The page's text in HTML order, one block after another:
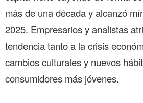
más de una década y alcanzó
2025. Empresarios y analistas
tendencia tanto a la crisis
cambios culturales y nuevos
consumidores más jóvenes.